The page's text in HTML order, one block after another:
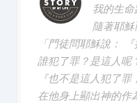
我的生
隨著耶
「門徒問耶穌說：
誰犯了罪？是這人呢
『也不是這人犯了
在他身上顯出神的作